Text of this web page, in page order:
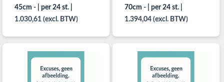
45cm - | per 24 st. |
1.030,61 (excl. BTW)
70cm - | per 24 st. |
1.394,04 (excl. BTW)